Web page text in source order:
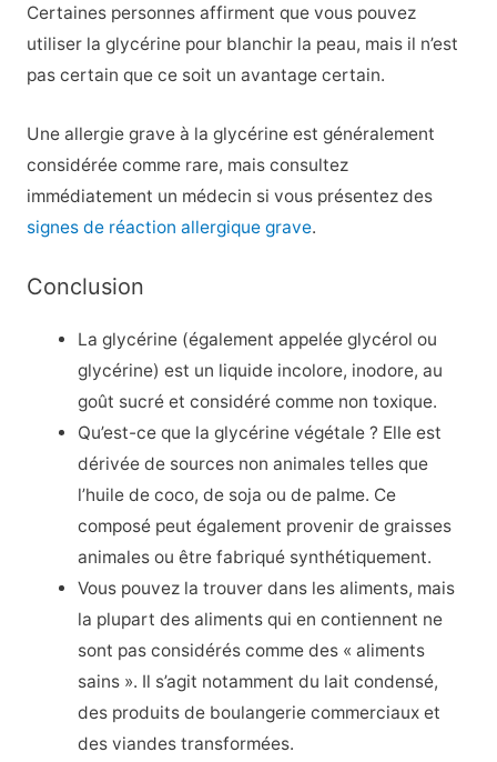
Certaines personnes affirment que vous pouvez
utiliser la glycérine pour blanchir la peau, mais il n’est
pas certain que ce soit un avantage certain.
Une allergie grave à la glycérine est généralement
considérée comme rare, mais consultez
immédiatement un médecin si vous présentez des
signes de réaction allergique grave.
Conclusion
La glycérine (également appelée glycérol ou
glycérine) est un liquide incolore, inodore, au
goût sucré et considéré comme non toxique.
Qu’est-ce que la glycérine végétale ? Elle est
dérivée de sources non animales telles que
l’huile de coco, de soja ou de palme. Ce
composé peut également provenir de graisses
animales ou être fabriqué synthétiquement.
Vous pouvez la trouver dans les aliments, mais
la plupart des aliments qui en contiennent ne
sont pas considérés comme des « aliments
sains ». Il s’agit notamment du lait condensé,
des produits de boulangerie commerciaux et
des viandes transformées.